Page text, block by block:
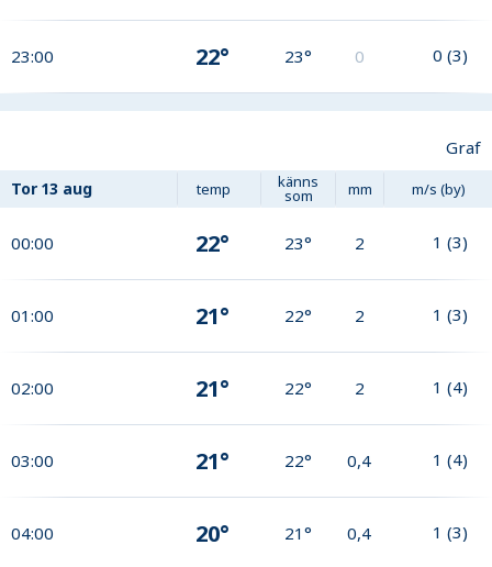
23:00 22° 23° 0 0 (3)
Graf
Tor 13 aug temp känns
som mm m/s (by)
00:00 22° 23° 2 1 (3)
01:00 21° 22° 2 1 (3)
02:00 21° 22° 2 1 (4)
03:00 21° 22° 0,4 1 (4)
04:00 20° 21° 0,4 1 (3)